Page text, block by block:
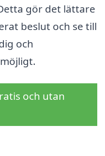
gör det lättare
beslut och se till
och
och utan